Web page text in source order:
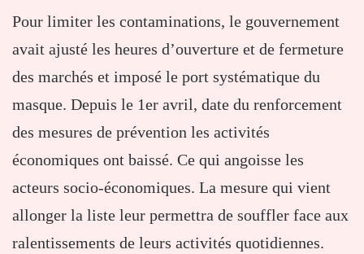
Pour limiter les contaminations, le gouvernement
avait ajusté les heures d’ouverture et de fermeture
des marchés et imposé le port systématique du
masque. Depuis le 1er avril, date du renforcement
des mesures de prévention les activités
économiques ont baissé. Ce qui angoisse les
acteurs socio-économiques. La mesure qui vient
allonger la liste leur permettra de souffler face aux
ralentissements de leurs activités quotidiennes.